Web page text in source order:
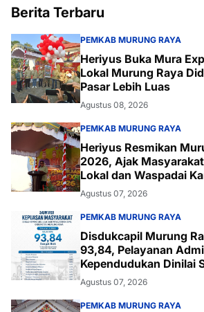
Berita Terbaru
PEMKAB MURUNG RAYA
Heriyus Buka Mura
Lokal Murung Raya
Pasar Lebih Luas
Agustus 08, 2026
PEMKAB MURUNG RAYA
Heriyus Resmikan
2026, Ajak
Lokal dan Waspadai
Agustus 07, 2026
PEMKAB MURUNG RAYA
Disdukcapil Murung
93,84, Pelayanan
Kependudukan Dinilai
Agustus 07, 2026
PEMKAB MURUNG RAYA